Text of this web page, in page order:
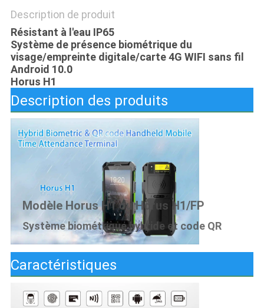
LA
VIE
PRIVÉE
Description de produit
Résistant à l'eau IP65
Système de présence biométrique du
visage/empreinte digitale/carte 4G WIFI sans fil
Android 10.0
Horus H1
Description des produits
Modèle Horus H1 ou Horus H1/FP
Système biométrique hybride et code QR
Caractéristiques